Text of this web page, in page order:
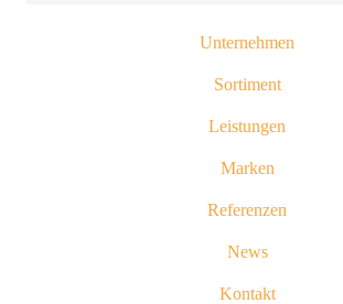
Unternehmen
Sortiment
Leistungen
Marken
Referenzen
News
Kontakt